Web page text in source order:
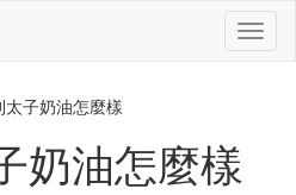
切
換
太子奶油怎麼樣
奶油怎麼樣